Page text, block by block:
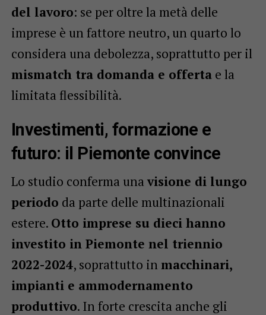
del lavoro: se per oltre la metà delle
imprese è un fattore neutro, un quarto lo
considera una debolezza, soprattutto per il
mismatch tra domanda e offertae la
limitata flessibilità.
Investimenti, formazione e
futuro: il Piemonte convince
Lo studio conferma una visione di lungo
periodo da parte delle multinazionali
estere. Otto imprese su dieci hanno
investito in Piemonte nel triennio
2022-2024, soprattutto inmacchinari,
impianti e ammodernamento
produttivo. In forte crescita anche gli